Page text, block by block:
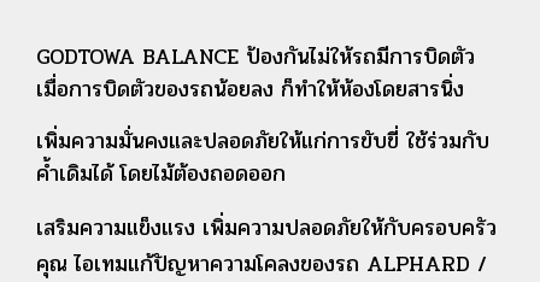
GODTOWA BALANCE ป้องกันไม่ให้รถมีการบิดตัว
เมื่อการบิดตัวของรถน้อยลง ก็ทำให้ห้องโดยสารนิ่ง
เพิ่มความมั่นคงและปลอดภัยให้แก่การขับขี่ ใช้ร่วมกับ
ค้ำเดิมได้ โดยไม้ต้องถอดออก
เสริมความแข็งแรง เพิ่มความปลอดภัยให้กับครอบครัว
คุณ ไอเทมแก้ปัญหาความโคลงของรถ ALPHARD /